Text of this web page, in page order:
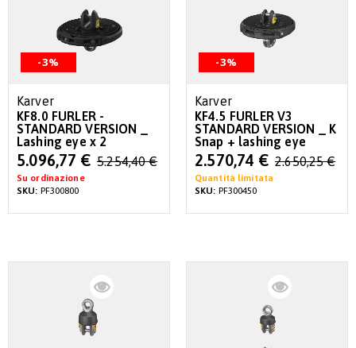
-3%
Karver
KF8.0 FURLER -
STANDARD VERSION _
Lashing eye x 2
Special
Price
5.096,77 € 5.254,40 €
Su ordinazione
SKU: PF300800
-3%
Karver
KF4.5 FURLER V3
STANDARD VERSION _ K
Snap + lashing eye
Special
Price
2.570,74 € 2.650,25 €
Quantità limitata
SKU: PF300450